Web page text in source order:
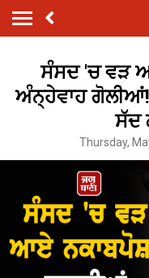
ਸੰਸਦ 'ਚ ਵੜ
ਅੰਨ੍ਹੇਵਾਹ ਗੋਲੀਆਂ!
ਸੱਦ
Thursday,